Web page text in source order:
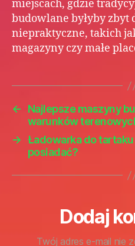
miejscach, gdzie
budowlane byłyby zbyt
niepraktyczne, takich
magazyny czy małe
←
Najlepsze maszyny
warunków
→ Ładowarka do
posiadać?
Dodaj
Twój adres e-mail nie